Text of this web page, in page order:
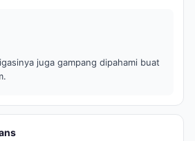
juga gampang dipahami buat